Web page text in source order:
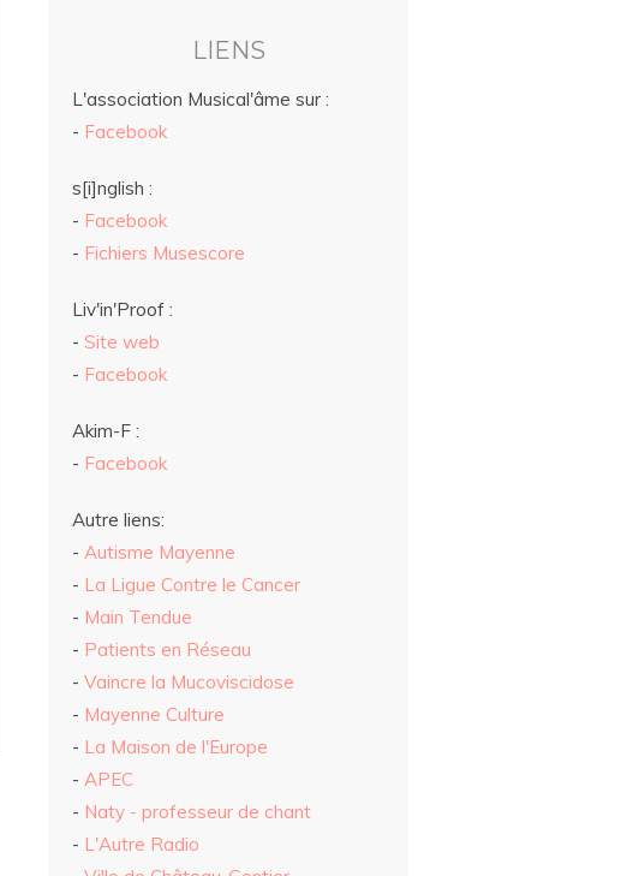
LIENS
L'association Musical'âme sur :
- Facebook
s[i]nglish :
- Facebook
- Fichiers Musescore
Liv'in'Proof :
- Site web
- Facebook
Akim-F :
- Facebook
Autre liens:
- Autisme Mayenne
- La Ligue Contre le Cancer
- Main Tendue
- Patients en Réseau
- Vaincre la Mucoviscidose
- Mayenne Culture
- La Maison de l'Europe
- APEC
- Naty - professeur de chant
- L'Autre Radio